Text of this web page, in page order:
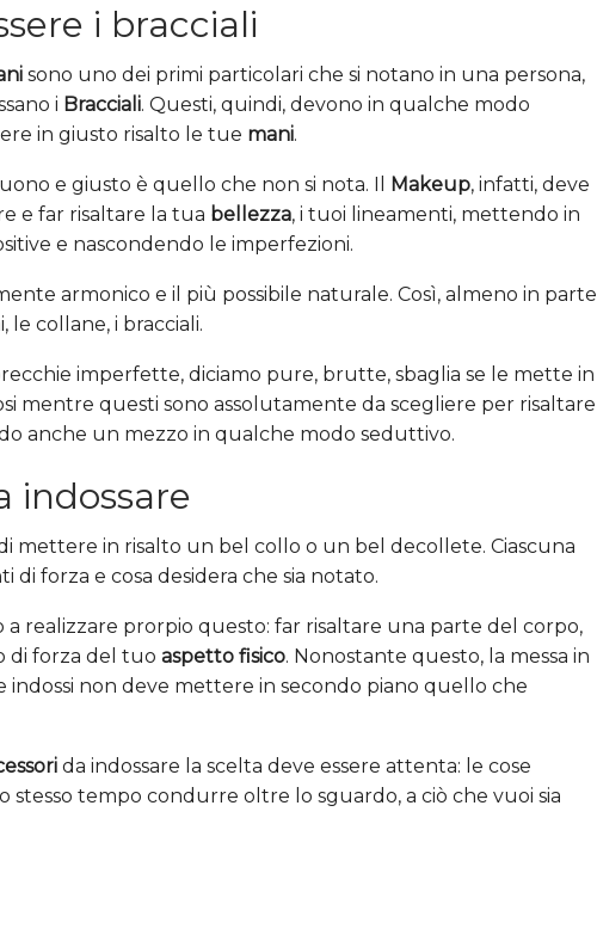
i bracciali
sono uno dei primi particolari che si notano in una persona,
i Bracciali. Questi, quindi, devono in qualche modo
in giusto risalto le tue mani.
e giusto è quello che non si nota. Il Makeup, infatti, deve
e far risaltare la tua bellezza, i tuoi lineamenti, mettendo in
e nascondendo le imperfezioni.
armonico e il più possibile naturale. Così, almeno in parte
le collane, i bracciali.
imperfette, diciamo pure, brutte, sbaglia se le mette in
mentre questi sono assolutamente da scegliere per risaltare
anche un mezzo in qualche modo seduttivo.
indossare
mettere in risalto un bel collo o un bel decollete. Ciascuna
di forza e cosa desidera che sia notato.
a realizzare prorpio questo: far risaltare una parte del corpo,
di forza del tuo aspetto fisico. Nonostante questo, la messa in
indossi non deve mettere in secondo piano quello che
da indossare la scelta deve essere attenta: le cose
stesso tempo condurre oltre lo sguardo, a ciò che vuoi sia